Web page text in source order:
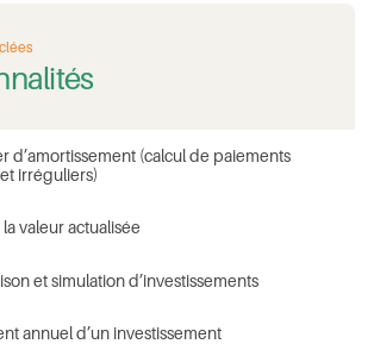
d’amortissement (calcul de paiements
irréguliers)
valeur actualisée
et simulation d’investissements
annuel d’un investissement